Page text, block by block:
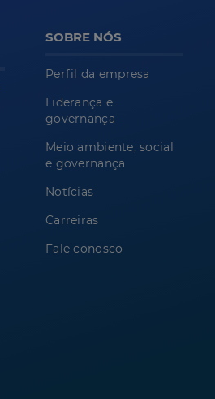
SOBRE NÓS
Perfil da empresa
Liderança e
governança
Meio ambiente, social
e governança
Notícias
Carreiras
Fale conosco